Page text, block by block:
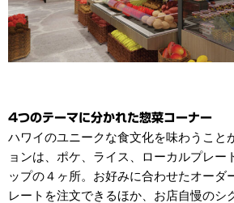
4つのテーマに分かれた惣菜コーナー
ハワイのユニークな食文化を味わうこと
ョンは、ポケ、ライス、ローカルプレー
ップの４ヶ所。お好みに合わせたオーダ
レートを注文できるほか、お店自慢のシ